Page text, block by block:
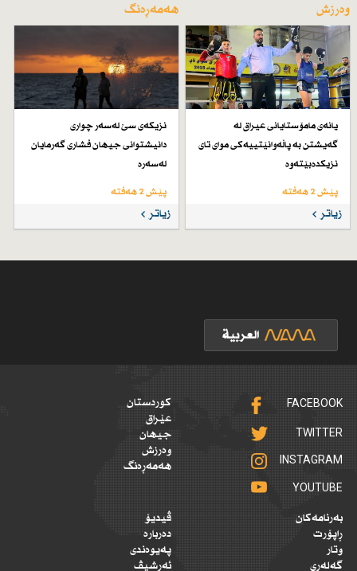
وەرزش
یانەی مامۆستایانی عیراق لە
گەیشتن بە پاڵەوانێتییەكی موای تای
نزیكدەبێتەوە
پێش 2 هەفتە
زیاتر
هەمەڕەنگ
نزیكەی سێ لەسەر چواری
دانیشتوانی جیهان فشاری گەرمایان
لەسەرە
پێش 2 هەفتە
زیاتر
FACEBOOK
TWITTER
INSTAGRAM
YOUTUBE
کوردستان
عێراق
جیهان
وەرزش
هەمەڕەنگ
بەرنامەکان
ڕاپۆرت
وتار
گەلەری
ڤیدیۆ
دەربارە
پەیوەندی
ئەرشیڤ